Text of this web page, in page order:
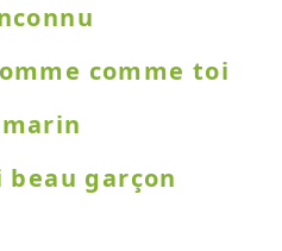
comme toi
beau garçon